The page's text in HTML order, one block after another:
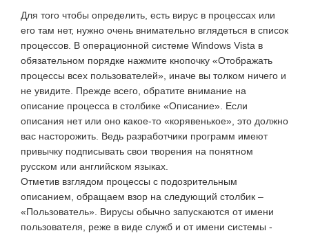
Для того чтобы определить, есть вирус в процессах или
его там нет, нужно очень внимательно вглядеться в список
процессов. В операционной системе Windows Vista в
обязательном порядке нажмите кнопочку «Отображать
процессы всех пользователей», иначе вы толком ничего и
не увидите. Прежде всего, обратите внимание на
описание процесса в столбике «Описание». Если
описания нет или оно какое-то «корявенькое», это должно
вас насторожить. Ведь разработчики программ имеют
привычку подписывать свои творения на понятном
русском или английском языках.
Отметив взглядом процессы с подозрительным
описанием, обращаем взор на следующий столбик –
«Пользователь». Вирусы обычно запускаются от имени
пользователя, реже в виде служб и от имени системы -